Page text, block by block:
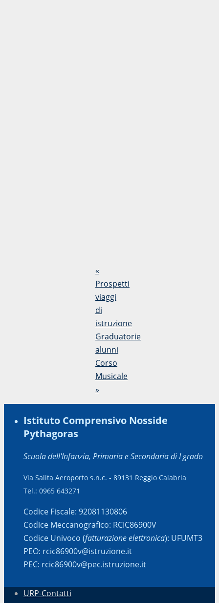
«
Prospetti
viaggi
di
istruzione
Graduatorie
alunni
Corso
Musicale
»
Istituto Comprensivo Nosside
Pythagoras
Scuola dell'Infanzia, Primaria e Secondaria di I grado
Via Salita Aeroporto s.n.c. - 89131 Reggio Calabria
Tel.: 0965 643271
Codice Fiscale: 92081130806
Codice Meccanografico: RCIC86900V
Codice Univoco (fatturazione elettronica): UFUMT3
PEO: rcic86900v@istruzione.it
PEC: rcic86900v@pec.istruzione.it
URP-Contatti